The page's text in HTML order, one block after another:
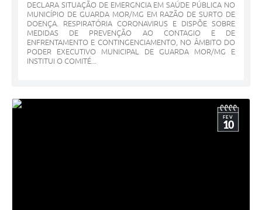
DECLARA SITUAÇÃO DE EMERGNCIA EM SAÚDE PÚBLICA NO
MUNICÍPIO DE GUARDA MOR/MG EM RAZÃO DE SURTO DE
DOENÇA. RESPIRATÓRIA CORONAVIRUS E DISPÕE SOBRE
MEDIDAS DE PREVENÇÃO AO CONTAGIO E DE
ENFRENTAMENTO E CONTINGENCIAMENTO, NO ÂMBITO DO
PODER EXECUTIVO MUNICIPAL DE GUARDA MOR/MG E
INSTITUI O COMITÉ...
FEV
10